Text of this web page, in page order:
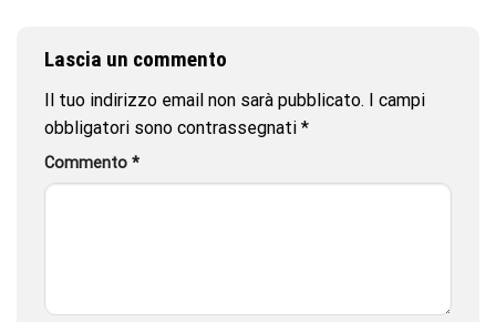
Lascia un commento
Il tuo indirizzo email non sarà pubblicato. I campi
obbligatori sono contrassegnati *
Commento *